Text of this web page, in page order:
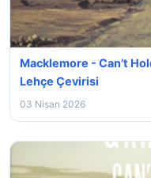
Macklemore - Can’t
Lehçe Çevirisi
03 Nisan 2026